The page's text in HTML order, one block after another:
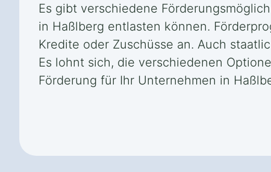
Es gibt verschiedene
in Haßlberg entlasten können.
Kredite oder Zuschüsse an. Auch
Es lohnt sich, die verschiedenen
Förderung für Ihr Unternehmen in